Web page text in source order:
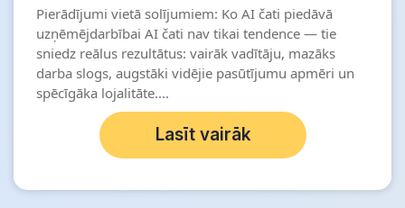
Pierādījumi vietā solījumiem: Ko AI čati piedāvā
uzņēmējdarbībai AI čati nav tikai tendence — tie
sniedz reālus rezultātus: vairāk vadītāju, mazāks
darba slogs, augstāki vidējie pasūtījumu apmēri un
spēcīgāka lojalitāte....
Lasīt vairāk